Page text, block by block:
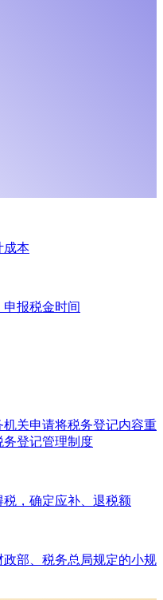
成本
报税金时间
关申请将税务登记内容重
务登记管理制度
，确定应补、退税额
部、税务总局规定的小规